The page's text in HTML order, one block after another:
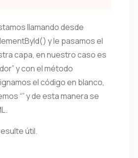
llamando desde
y le pasamos el
capa, en nuestro caso es
y con el método
el código en blanco,
“” y de esta manera se
útil.